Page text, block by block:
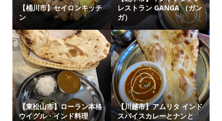
【桶川市】セイロンキッチ
ン
レストラン GANGA （ガン
ガ）
【東松山市】ローラン本格
ウイグル・インド料理
【川越市】アムリタ インド
スパイスカレーとナンと